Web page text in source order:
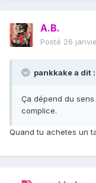
A.B.
Posté 26
pankkake a dit :
Ça dépend du sens
complice.
Quand tu achetes un